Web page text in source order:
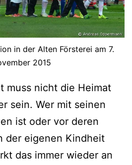
in der Alten Försterei am 7.
2015
muss nicht die Heimat
sein. Wer mit seinen
ist oder vor deren
der eigenen Kindheit
das immer wieder an